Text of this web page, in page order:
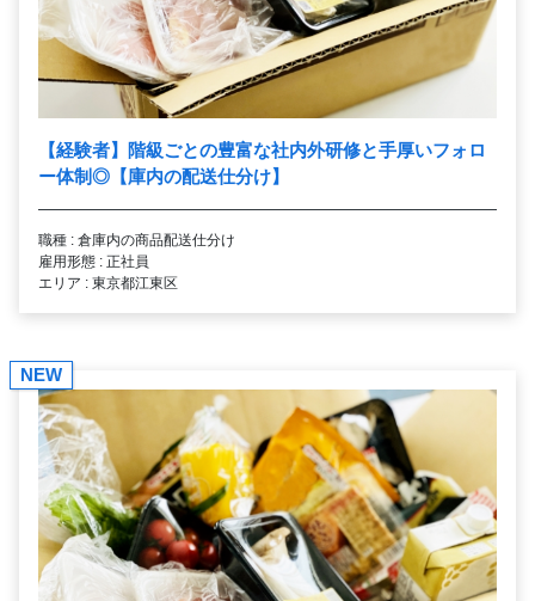
【経験者】階級ごとの豊富な社内外研修と手厚いフォロ
ー体制◎【庫内の配送仕分け】
職種 : 倉庫内の商品配送仕分け
雇用形態 : 正社員
エリア : 東京都江東区
NEW